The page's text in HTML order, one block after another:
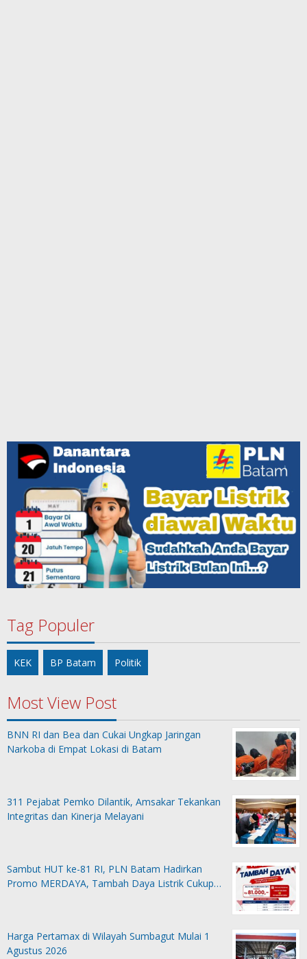
Tag Populer
KEK BP Batam Politik
Most View Post
BNN RI dan Bea dan Cukai Ungkap Jaringan
Narkoba di Empat Lokasi di Batam
311 Pejabat Pemko Dilantik, Amsakar Tekankan
Integritas dan Kinerja Melayani
Sambut HUT ke-81 RI, PLN Batam Hadirkan
Promo MERDAYA, Tambah Daya Listrik Cukup…
Harga Pertamax di Wilayah Sumbagut Mulai 1
Agustus 2026